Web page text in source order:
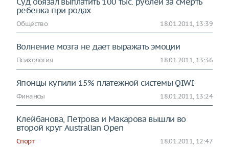
ребенка при родах
Общество 18.01.2011, 13:39
Волнение мозга не дает выражать эмоции
Психология 18.01.2011, 13:36
Японцы купили 15% платежной системы QIWI
Финансы 18.01.2011, 13:24
Клейбанова, Петрова и Макарова вышли во
второй круг Australian Open
Спорт 18.01.2011, 12:47